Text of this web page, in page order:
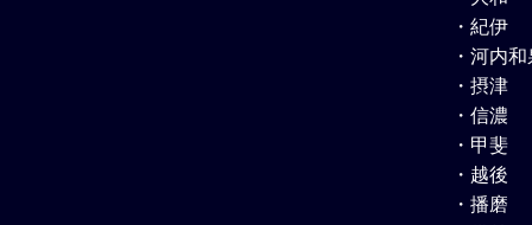
・紀伊
・河内
・摂津
・信濃
・甲斐
・越後
・播磨